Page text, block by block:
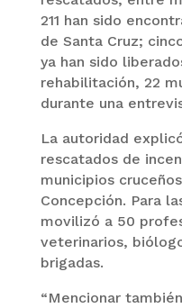
211 han sido
de Santa Cruz;
ya han sido
rehabilitación, 22
durante una
La autoridad
rescatados de
municipios
Concepción. Para
movilizó a 50
veterinarios,
brigadas.
“Mencionar